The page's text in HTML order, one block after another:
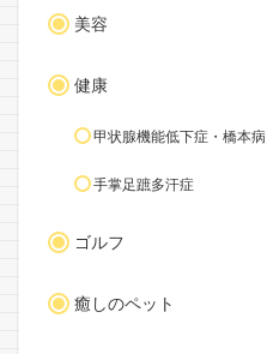
美容
健康
甲状腺機能低下症・橋本病
手掌足蹠多汗症
ゴルフ
癒しのペット